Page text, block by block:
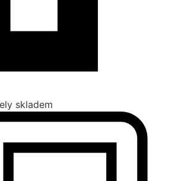
skladem